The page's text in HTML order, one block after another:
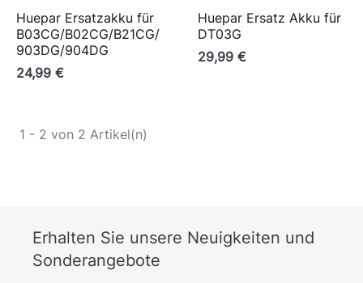
Huepar Ersatzakku für
B03CG/B02CG/B21CG/
903DG/904DG
24,99 €
Huepar Ersatz Akku für
DT03G
29,99 €
1 - 2 von 2 Artikel(n)
Erhalten Sie unsere Neuigkeiten und
Sonderangebote